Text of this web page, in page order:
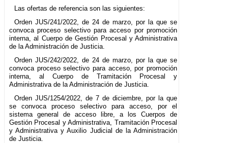
Las ofertas de referencia son las siguientes:
Orden JUS/241/2022, de 24 de marzo, por la que se
convoca proceso selectivo para acceso por promoción
interna, al Cuerpo de Gestión Procesal y Administrativa
de la Administración de Justicia.
Orden JUS/242/2022, de 24 de marzo, por la que se
convoca proceso selectivo para acceso, por promoción
interna, al Cuerpo de Tramitación Procesal y
Administrativa de la Administración de Justicia.
Orden JUS/1254/2022, de 7 de diciembre, por la que
se convoca proceso selectivo para acceso, por el
sistema general de acceso libre, a los Cuerpos de
Gestión Procesal y Administrativa, Tramitación Procesal
y Administrativa y Auxilio Judicial de la Administración
de Justicia.